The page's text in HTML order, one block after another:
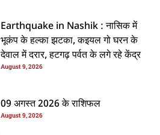
Earthquake in Nashik : नासिक में
भूकंप के हल्का झटका, कइयल गो घरन के
देवाल में दरार, हटगढ़ पर्वत के लगे रहे केंद्र
August 9, 2026
09 अगस्त 2026 के राशिफल
August 9, 2026